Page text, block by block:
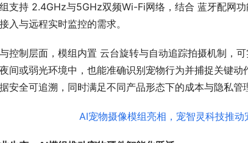
支持 2.4GHz与5GHz双频Wi-Fi网络，结合 蓝牙配网
入与远程实时监控的需求。
控制层面，模组内置 云台旋转与自动追踪拍摄机制，
间或弱光环境中，也能准确识别宠物行为并捕捉关键动
安全可追溯，同时满足不同产品形态下的成本与隐私管